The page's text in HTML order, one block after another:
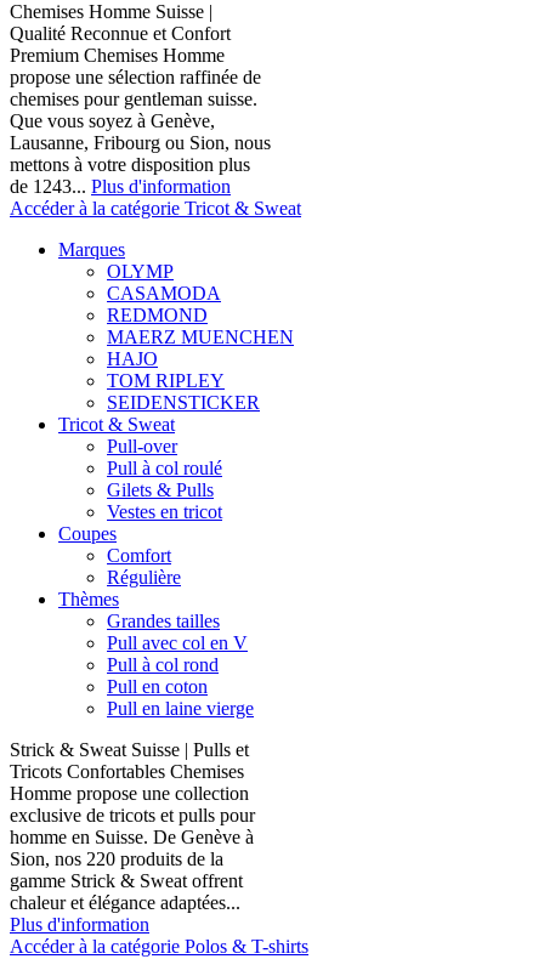
Chemises Homme Suisse |
Qualité Reconnue et Confort
Premium Chemises Homme
propose une sélection raffinée de
chemises pour gentleman suisse.
Que vous soyez à Genève,
Lausanne, Fribourg ou Sion, nous
mettons à votre disposition plus
de 1243... Plus d'information
Accéder à la catégorie Tricot & Sweat
Marques
OLYMP
CASAMODA
REDMOND
MAERZ MUENCHEN
HAJO
TOM RIPLEY
SEIDENSTICKER
Tricot & Sweat
Pull-over
Pull à col roulé
Gilets & Pulls
Vestes en tricot
Coupes
Comfort
Régulière
Thèmes
Grandes tailles
Pull avec col en V
Pull à col rond
Pull en coton
Pull en laine vierge
Strick & Sweat Suisse | Pulls et
Tricots Confortables Chemises
Homme propose une collection
exclusive de tricots et pulls pour
homme en Suisse. De Genève à
Sion, nos 220 produits de la
gamme Strick & Sweat offrent
chaleur et élégance adaptées...
Plus d'information
Accéder à la catégorie Polos & T-shirts